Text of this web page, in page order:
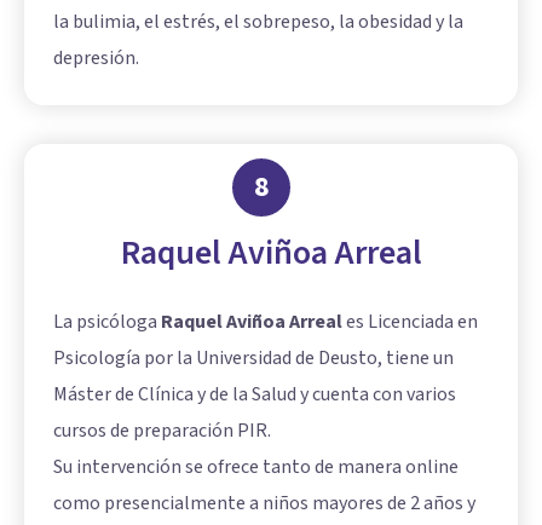
la bulimia, el estrés, el sobrepeso, la obesidad y la
depresión.
8
Raquel Aviñoa Arreal
La psicóloga Raquel Aviñoa Arreales Licenciada en
Psicología por la Universidad de Deusto, tiene un
Máster de Clínica y de la Salud y cuenta con varios
cursos de preparación PIR.
Su intervención se ofrece tanto de manera online
como presencialmente a niños mayores de 2 años y